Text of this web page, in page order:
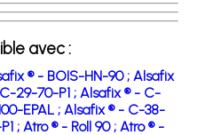
avec :
® - BOIS-HN-90 ; Alsafix
29-70-P1 ; Alsafix ® - C-
EPAL ; Alsafix ® - C-38-
; Atro ® - Roll 90 ; Atro ® -